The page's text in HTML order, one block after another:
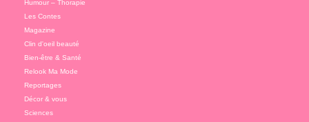
Humour – Thorapie
Les Contes
Magazine
Clin d'oeil beauté
Bien-être & Santé
Relook Ma Mode
Reportages
Décor & vous
Sciences